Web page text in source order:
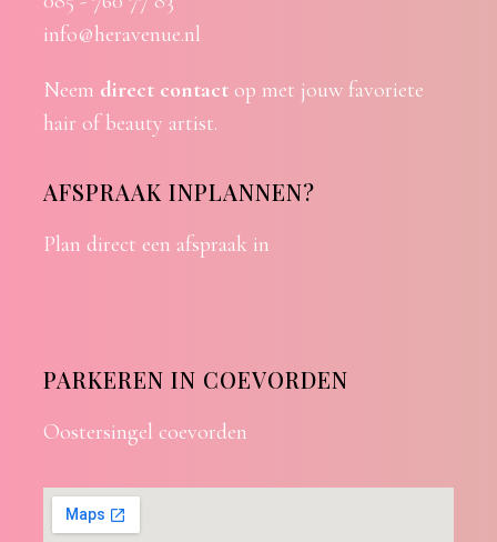
info@heravenue.nl
Neem direct contactop met jouw favoriete
hair of beauty artist.
AFSPRAAK INPLANNEN?
Plan direct een afspraak in
PARKEREN IN COEVORDEN
Oostersingel coevorden